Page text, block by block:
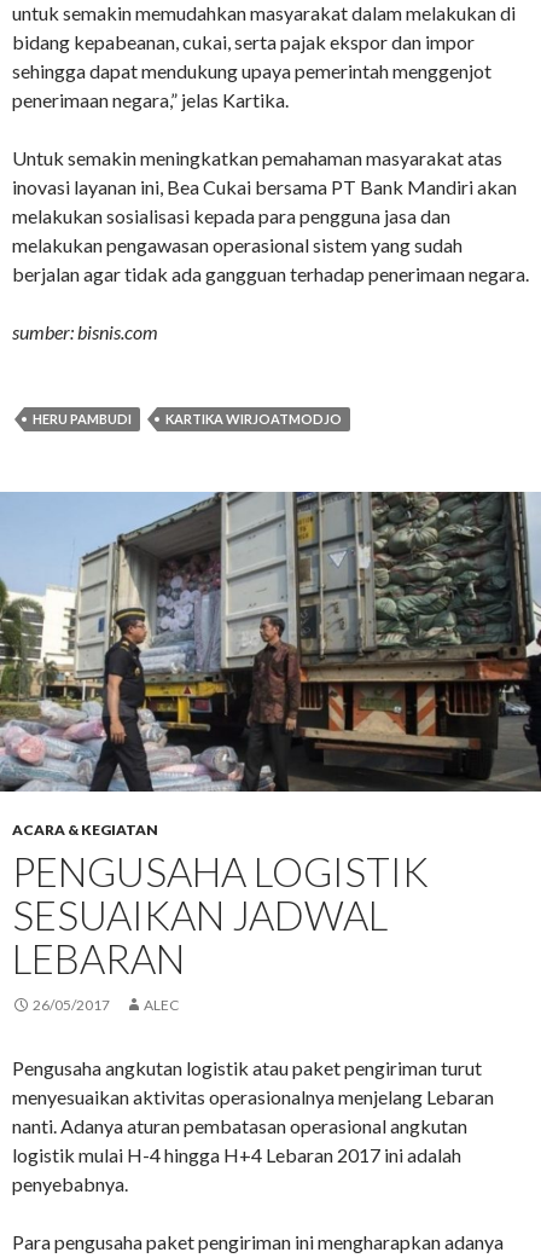
untuk semakin memudahkan masyarakat dalam melakukan di
bidang kepabeanan, cukai, serta pajak ekspor dan impor
sehingga dapat mendukung upaya pemerintah menggenjot
penerimaan negara,” jelas Kartika.
Untuk semakin meningkatkan pemahaman masyarakat atas
inovasi layanan ini, Bea Cukai bersama PT Bank Mandiri akan
melakukan sosialisasi kepada para pengguna jasa dan
melakukan pengawasan operasional sistem yang sudah
berjalan agar tidak ada gangguan terhadap penerimaan negara.
sumber: bisnis.com
HERU PAMBUDI KARTIKA WIRJOATMODJO
ACARA & KEGIATAN
PENGUSAHA LOGISTIK
SESUAIKAN JADWAL
LEBARAN
26/05/2017 ALEC
Pengusaha angkutan logistik atau paket pengiriman turut
menyesuaikan aktivitas operasionalnya menjelang Lebaran
nanti. Adanya aturan pembatasan operasional angkutan
logistik mulai H-4 hingga H+4 Lebaran 2017 ini adalah
penyebabnya.
Para pengusaha paket pengiriman ini mengharapkan adanya